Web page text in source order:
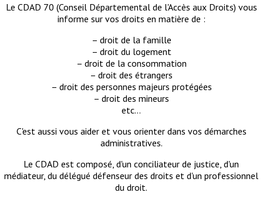
Le CDAD 70 (Conseil Départemental de l'Accès aux Droits) vous
informe sur vos droits en matière de :
– droit de la famille
– droit du logement
– droit de la consommation
– droit des étrangers
– droit des personnes majeurs protégées
– droit des mineurs
etc...
C'est aussi vous aider et vous orienter dans vos démarches
administratives.
Le CDAD est composé, d'un conciliateur de justice, d'un
médiateur, du délégué défenseur des droits et d'un professionnel
du droit.